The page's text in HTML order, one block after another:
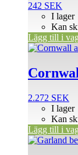
242 SEK
I lager
Kan
Lägg till i
2.272 SEK
I lager
Kan
Lägg till i
Den